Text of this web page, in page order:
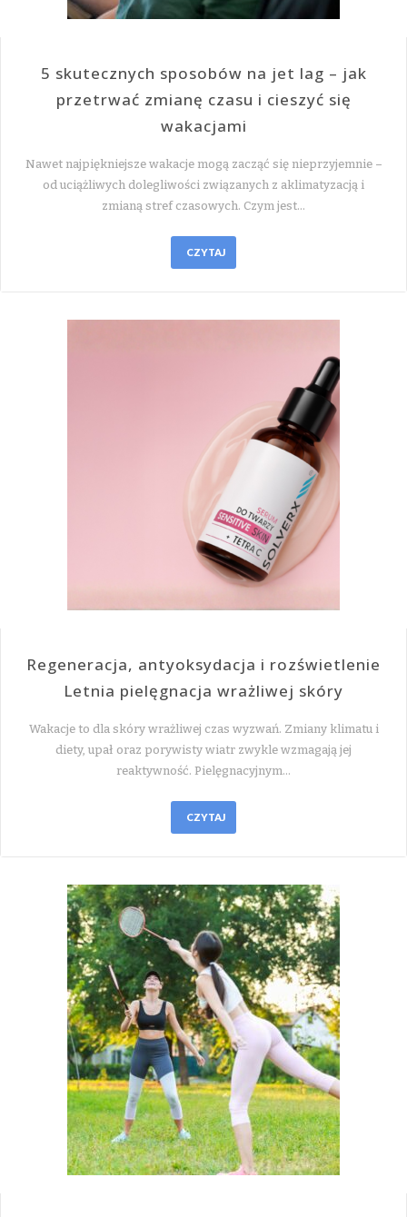
5 skutecznych sposobów na jet lag – jak
przetrwać zmianę czasu i cieszyć się
wakacjami
Nawet najpiękniejsze wakacje mogą zacząć się nieprzyjemnie –
od uciążliwych dolegliwości związanych z aklimatyzacją i
zmianą stref czasowych. Czym jest…
CZYTAJ
Regeneracja, antyoksydacja i rozświetlenie
Letnia pielęgnacja wrażliwej skóry
Wakacje to dla skóry wrażliwej czas wyzwań. Zmiany klimatu i
diety, upał oraz porywisty wiatr zwykle wzmagają jej
reaktywność. Pielęgnacyjnym…
CZYTAJ